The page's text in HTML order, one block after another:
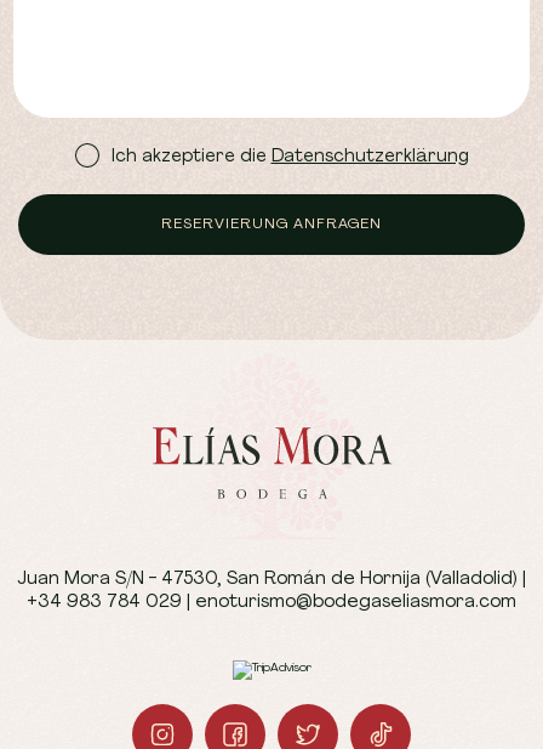
Ich akzeptiere die Datenschutzerklärung
RESERVIERUNG ANFRAGEN
Juan Mora S/N - 47530, San Román de Hornija (Valladolid)
+34 983 784 029
enoturismo@bodegaseliasmora.com